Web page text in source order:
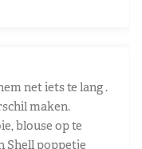
net iets te lang .
maken.
blouse op te
Shell poppetje